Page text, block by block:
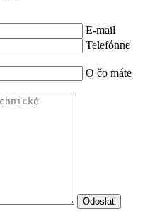
E-mail
Telefónne
O čo máte